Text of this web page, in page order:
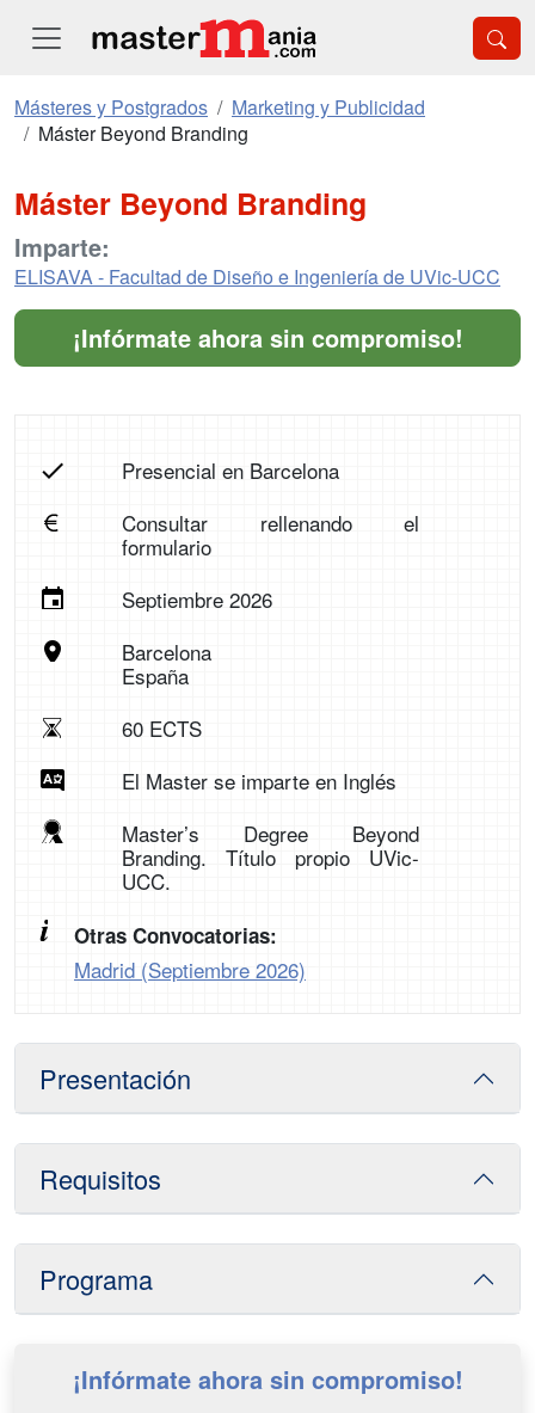
Másteres y Postgrados
Marketing y Publicidad
Máster Beyond Branding
Máster Beyond Branding
Imparte:
ELISAVA - Facultad de Diseño e Ingeniería de UVic-UCC
¡Infórmate ahora sin compromiso!
Presencial en Barcelona
Consultar rellenando el
formulario
Septiembre 2026
Barcelona
España
60 ECTS
El Master se imparte en Inglés
Master’s Degree Beyond
Branding. Título propio UVic-
UCC.
Otras Convocatorias:
Madrid (Septiembre 2026)
Presentación
Requisitos
Programa
¡Infórmate ahora sin compromiso!